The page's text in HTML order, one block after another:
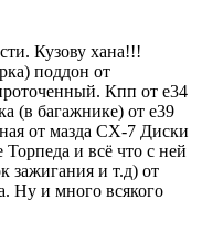
Кузову хана!!!
поддон от
Кпп от е34
(в багажнике) от е39
от мазда СХ-7 Диски
и всё что с ней
зажигания и т.д) от
Ну и много всякого